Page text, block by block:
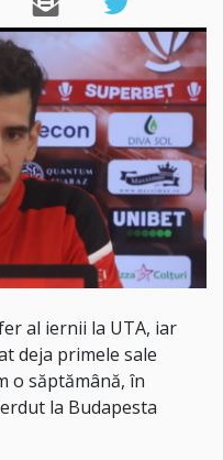
al iernii la UTA, iar
deja primele sale
o săptămână, în
la Budapesta